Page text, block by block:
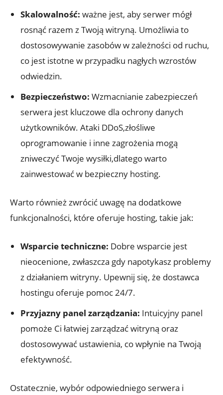
Skalowalność: ważne jest, aby serwer mógł
rosnąć razem z Twoją witryną. Umożliwia to
dostosowywanie zasobów w zależności od ruchu,
co jest istotne w przypadku nagłych wzrostów
odwiedzin.
Bezpieczeństwo: Wzmacnianie zabezpieczeń
serwera jest kluczowe dla ochrony danych
użytkowników. Ataki DDoS,złośliwe
oprogramowanie i inne zagrożenia mogą
zniweczyć Twoje wysiłki,dlatego warto
zainwestować w bezpieczny hosting.
Warto również zwrócić uwagę na dodatkowe
funkcjonalności, które oferuje hosting, takie jak:
Wsparcie techniczne: Dobre wsparcie jest
nieocenione, zwłaszcza gdy napotykasz problemy
z działaniem witryny. Upewnij się, że dostawca
hostingu oferuje pomoc 24/7.
Przyjazny panel zarządzania: Intuicyjny panel
pomoże Ci łatwiej zarządzać witryną oraz
dostosowywać ustawienia, co wpłynie na Twoją
efektywność.
Ostatecznie, wybór odpowiedniego serwera i